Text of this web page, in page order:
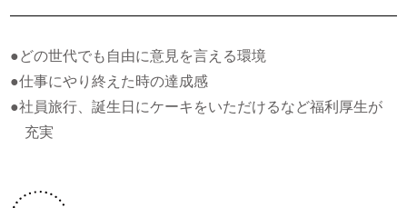
●どの世代でも自由に意見を言える環境
●仕事にやり終えた時の達成感
●社員旅行、誕生日にケーキをいただけるなど福利厚生が
充実